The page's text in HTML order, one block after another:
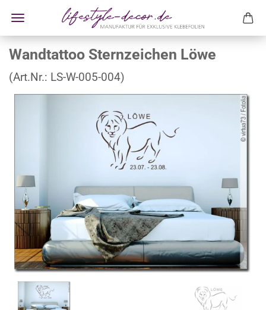
Wandtattoo Sternzeichen Löwe
(Art.Nr.: LS-W-005-004)